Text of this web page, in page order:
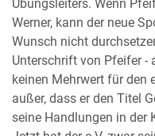
Übungsleiters. Wenn
Werner, kann der neue
Wunsch nicht
Unterschrift von Pfeifer -
keinen Mehrwert für den
außer, dass er den Titel
seine Handlungen in der